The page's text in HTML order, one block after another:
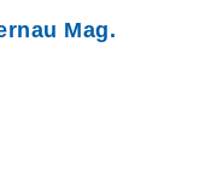
Mag.